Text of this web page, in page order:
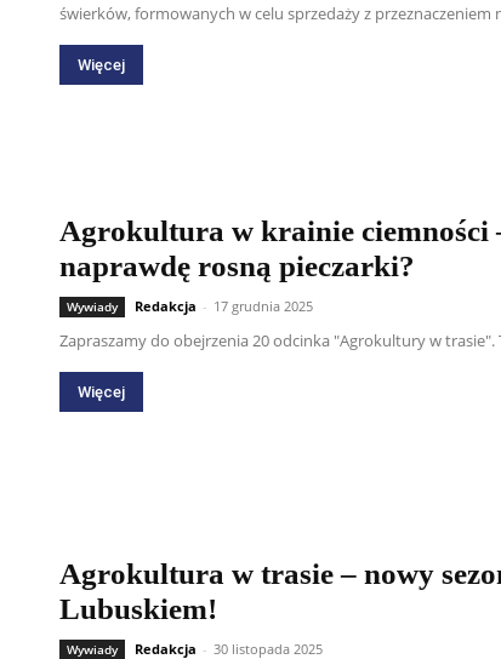
świerków, formowanych w celu sprzedaży z przeznaczeniem
Więcej
Agrokultura w krainie ciemności
naprawdę rosną pieczarki?
Wywiady Redakcja - 17 grudnia 2025
Zapraszamy do obejrzenia 20 odcinka "Agrokultury w
Więcej
Agrokultura w trasie – nowy
Lubuskiem!
Wywiady Redakcja - 30 listopada 2025